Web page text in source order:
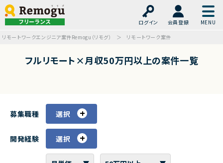
フリーランス ログイン
会員登録
リモートワークエンジニア案件Remogu（リモグ）
リモートワーク案件
フルリモート×月収50万円以上の案件一覧
募集職種 選択
開発経験 選択